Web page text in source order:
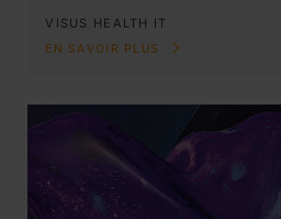
VISUS HEALTH IT
EN SAVOIR PLUS